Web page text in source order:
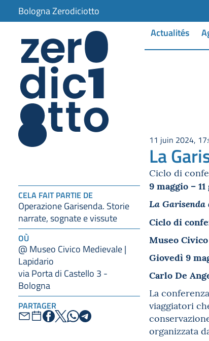
Bologna Zerodiciotto
Actualités
CELA FAIT PARTIE DE
Operazione Garisenda. Storie
narrate, sognate e vissute
OÙ
@ Museo Civico Medievale |
Lapidario
via Porta di Castello 3 -
Bologna
PARTAGER
11 juin 2024,
La
Ciclo di
9 maggio –
La Garisenda
Ciclo di
Museo
Giovedì 9
Carlo De
La
viaggiatori
organizzata